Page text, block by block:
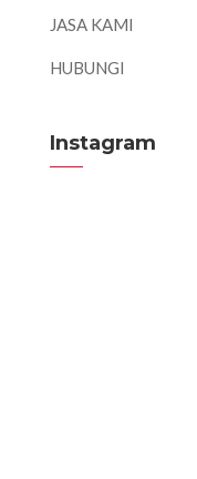
JASA KAMI
HUBUNGI
Instagram